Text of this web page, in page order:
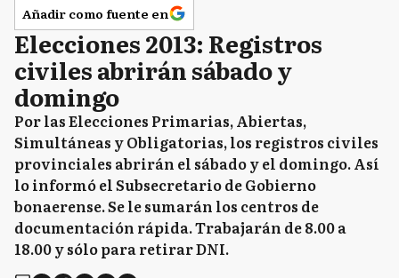
Añadir como fuente en
Elecciones 2013: Registros
civiles abrirán sábado y
domingo
Por las Elecciones Primarias, Abiertas,
Simultáneas y Obligatorias, los registros civiles
provinciales abrirán el sábado y el domingo. Así
lo informó el Subsecretario de Gobierno
bonaerense. Se le sumarán los centros de
documentación rápida. Trabajarán de 8.00 a
18.00 y sólo para retirar DNI.